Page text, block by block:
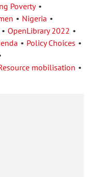
Poverty
Nigeria
OpenLibrary 2022
Policy Choices
mobilisation